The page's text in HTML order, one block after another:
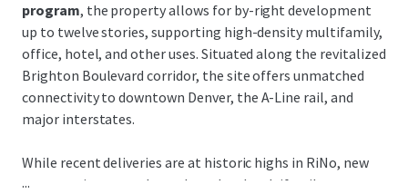
program, the property allows for by-right development
up to twelve stories, supporting high-density multifamily,
office, hotel, and other uses. Situated along the revitalized
Brighton Boulevard corridor, the site offers unmatched
connectivity to downtown Denver, the A-Line rail, and
major interstates.
While recent deliveries are at historic highs in RiNo, new
construction starts have slowed and multifamily
...